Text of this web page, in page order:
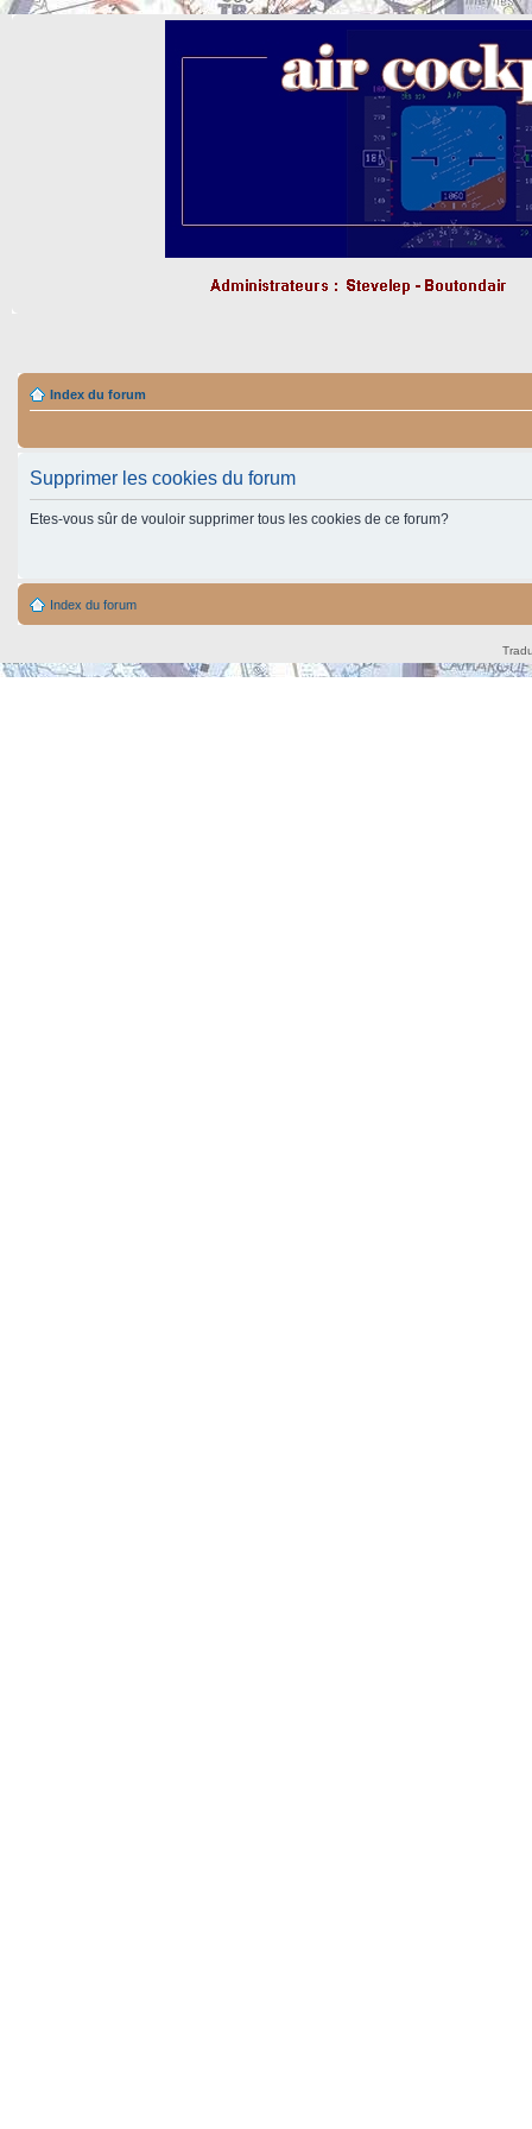
Index du forum
Supprimer les cookies du forum
Etes-vous sûr de vouloir supprimer tous les cookies de ce forum?
Index du forum